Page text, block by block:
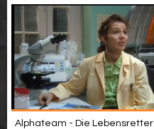
Alphateam - Die Lebensretter